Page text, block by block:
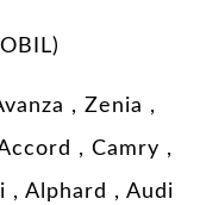
, Zenia ,
, Camry ,
, Alphard , Audi